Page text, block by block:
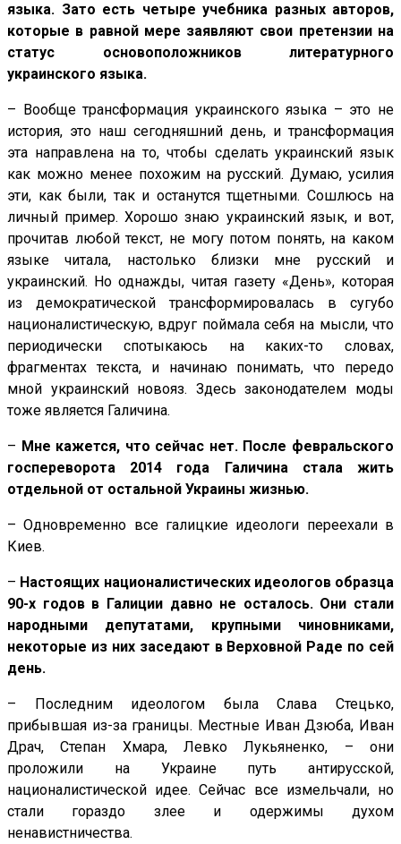
языка. Зато есть четыре учебника разных авторов,
которые в равной мере заявляют свои претензии на
статус основоположников литературного
украинского языка.
– Вообще трансформация украинского языка – это не
история, это наш сегодняшний день, и трансформация
эта направлена на то, чтобы сделать украинский язык
как можно менее похожим на русский. Думаю, усилия
эти, как были, так и останутся тщетными. Сошлюсь на
личный пример. Хорошо знаю украинский язык, и вот,
прочитав любой текст, не могу потом понять, на каком
языке читала, настолько близки мне русский и
украинский. Но однажды, читая газету «День», которая
из демократической трансформировалась в сугубо
националистическую, вдруг поймала себя на мысли, что
периодически спотыкаюсь на каких-то словах,
фрагментах текста, и начинаю понимать, что передо
мной украинский новояз. Здесь законодателем моды
тоже является Галичина.
– Мне кажется, что сейчас нет. После февральского
госпереворота 2014 года Галичина стала жить
отдельной от остальной Украины жизнью.
– Одновременно все галицкие идеологи переехали в
Киев.
– Настоящих националистических идеологов образца
90-х годов в Галиции давно не осталось. Они стали
народными депутатами, крупными чиновниками,
некоторые из них заседают в Верховной Раде по сей
день.
– Последним идеологом была Слава Стецько,
прибывшая из-за границы. Местные Иван Дзюба, Иван
Драч, Степан Хмара, Левко Лукьяненко, – они
проложили на Украине путь антирусской,
националистической идее. Сейчас все измельчали, но
стали гораздо злее и одержимы духом
ненавистничества.